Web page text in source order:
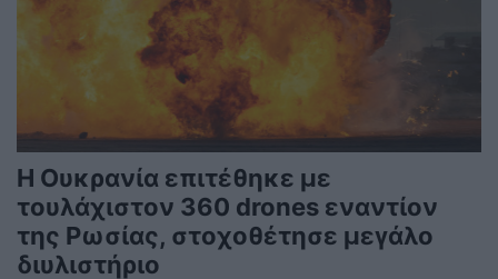
Η Ουκρανία επιτέθηκε με
τουλάχιστον 360 drones εναντίον
της Ρωσίας, στοχοθέτησε μεγάλο
διυλιστήριο